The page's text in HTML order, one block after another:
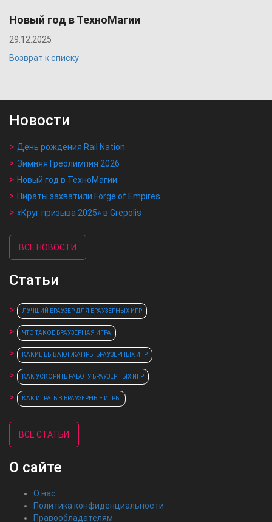
Новый год в ТехноМагии
29.12.2025
Возврат к списку
Новости
День рождения Rail Nation
Зимняя Греолимпия 2026
Новый год в ТехноМагии
Пираты захватили Forge of Empires
«Круг призыва 2025» в Grepolis
ВСЕ НОВОСТИ
Статьи
ЛУЧШИЙ БРАУЗЕР ДЛЯ БРАУЗЕРНЫХ ИГР
ЧТО ТАКОЕ БРАУЗЕРНАЯ ИГРА
КАКИЕ БЫВАЮТ ЖАНРЫ БРАУЗЕРНЫХ ИГР
КАК УСКОРИТЬ РАБОТУ БРАУЗЕРНЫХ ИГР
КАК ИГРАТЬ В БРАУЗЕРНЫЕ ИГРЫ
ВСЕ СТАТЬИ
О сайте
О нас
Политика конфиденциальности
Правообладателям